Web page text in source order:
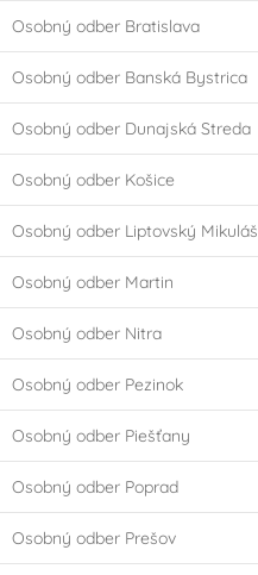
Osobný odber Bratislava
Osobný odber Banská Bystrica
Osobný odber Dunajská Streda
Osobný odber Košice
Osobný odber Liptovský Mikuláš
Osobný odber Martin
Osobný odber Nitra
Osobný odber Pezinok
Osobný odber Piešťany
Osobný odber Poprad
Osobný odber Prešov